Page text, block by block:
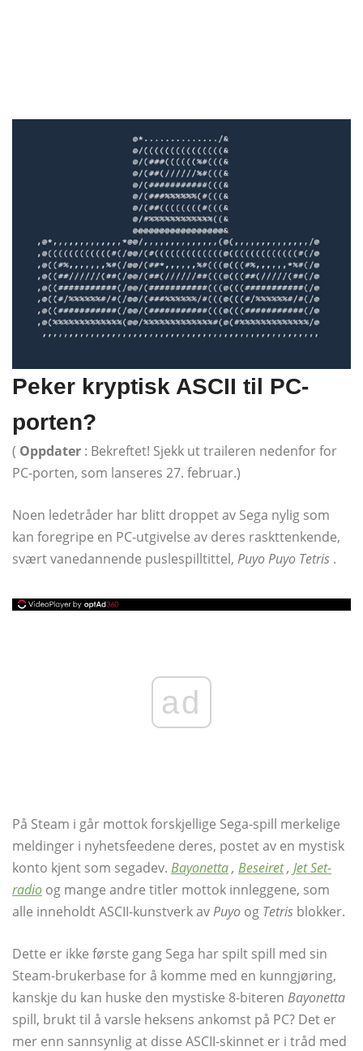
Peker kryptisk ASCII til PC-
porten?
( Oppdater : Bekreftet! Sjekk ut traileren nedenfor for
PC-porten, som lanseres 27. februar.)
Noen ledetråder har blitt droppet av Sega nylig som
kan foregripe en PC-utgivelse av deres raskttenkende,
svært vanedannende puslespilltittel, Puyo Puyo Tetris .
ad
På Steam i går mottok forskjellige Sega-spill merkelige
meldinger i nyhetsfeedene deres, postet av en mystisk
konto kjent som segadev. Bayonetta, Beseiret, Jet Set-
radio og mange andre titler mottok innleggene, som
alle inneholdt ASCII-kunstverk avPuyo og Tetris blokker.
Dette er ikke første gang Sega har spilt spill med sin
Steam-brukerbase for å komme med en kunngjøring,
kanskje du kan huske den mystiske 8-biteren Bayonetta
spill, brukt til å varsle heksens ankomst på PC? Det er
mer enn sannsynlig at disse ASCII-skinnet er i tråd med